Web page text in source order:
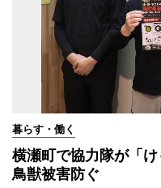
暮らす・働く
横瀬町で協力隊が「
鳥獣被害防ぐ